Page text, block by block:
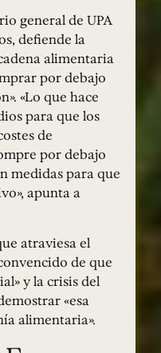
general de UPA
defiende la
alimentaria
por debajo
«Lo que hace
para que los
de
por debajo
medidas para que
apunta a
atraviesa el
de que
y la crisis del
«esa
alimentaria».